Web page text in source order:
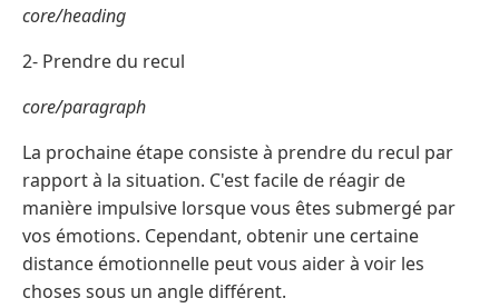
core/heading
2- Prendre du recul
core/paragraph
La prochaine étape consiste à prendre du recul par
rapport à la situation. C'est facile de réagir de
manière impulsive lorsque vous êtes submergé par
vos émotions. Cependant, obtenir une certaine
distance émotionnelle peut vous aider à voir les
choses sous un angle différent.